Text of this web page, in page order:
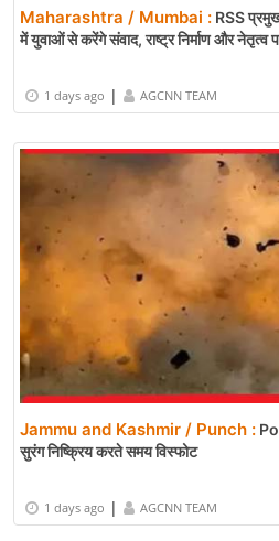
Maharashtra / Mumbai : RSS
में युवाओं से करेंगे संवाद, राष्ट्र निर्माण और नेतृत्व
1 days ago | AGCNN TEAM
Jammu and Kashmir / Punch :
सुरंग निष्क्रिय करते समय विस्फोट
1 days ago | AGCNN TEAM